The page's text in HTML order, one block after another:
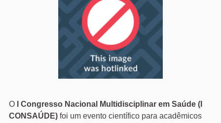
O
I Congresso Nacional Multidisciplinar em Saúde (I
CONSAÚDE) foi um evento científico para acadêmicos